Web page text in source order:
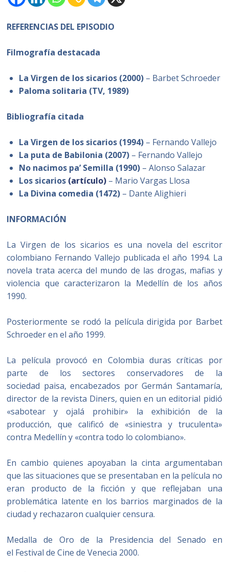
REFERENCIAS DEL EPISODIO
Filmografía destacada
La Virgen de los sicarios (2000) – Barbet Schroeder
Paloma solitaria (TV, 1989)
Bibliografía citada
La Virgen de los sicarios (1994) – Fernando Vallejo
La puta de Babilonia (2007) – Fernando Vallejo
No nacimos pa’ Semilla (1990) – Alonso Salazar
Los sicarios (artículo) – Mario Vargas Llosa
La Divina comedia (1472) – Dante Alighieri
INFORMACIÓN
La Virgen de los sicarios es una novela del escritor
colombiano Fernando Vallejo publicada el año 1994. La
novela trata acerca del mundo de las drogas, mafias y
violencia que caracterizaron la Medellín de los años
1990.
Posteriormente se rodó la película dirigida por Barbet
Schroeder en el año 1999.
La película provocó en Colombia duras críticas por
parte de los sectores conservadores de la
sociedad paisa, encabezados por Germán Santamaría,
director de la revista Diners, quien en un editorial​ pidió
«sabotear y ojalá prohibir» la exhibición de la
producción, que calificó de «siniestra y truculenta»
contra Medellín y «contra todo lo colombiano».​
En cambio quienes apoyaban la cinta argumentaban
que las situaciones que se presentaban en la película no
eran producto de la ficción y que reflejaban una
problemática latente en los barrios marginados de la
ciudad y rechazaron cualquier censura.
Medalla de Oro de la Presidencia del Senado en
el Festival de Cine de Venecia 2000.